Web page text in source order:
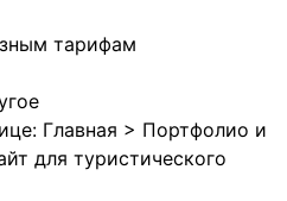
тарифам
Главная > Портфолио и
для туристического